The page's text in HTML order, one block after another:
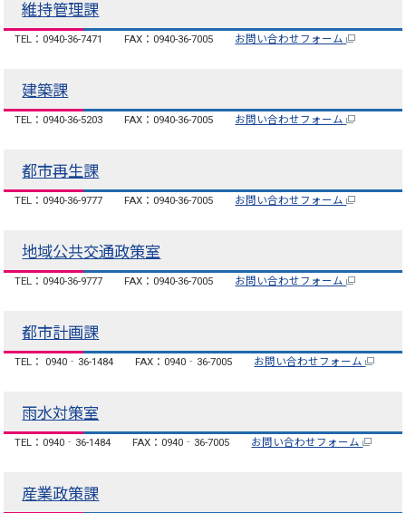
維持管理課
TEL：0940-36-7471 FAX：0940-36-7005 お問い合わせフォーム
建築課
TEL：0940-36-5203 FAX：0940-36-7005 お問い合わせフォーム
都市再生課
TEL：0940-36-9777 FAX：0940-36-7005 お問い合わせフォーム
地域公共交通政策室
TEL：0940-36-9777 FAX：0940-36-7005 お問い合わせフォーム
都市計画課
TEL： 0940‐36-1484 FAX：0940‐36-7005 お問い合わせフォーム
雨水対策室
TEL：0940‐36-1484 FAX：0940‐36-7005 お問い合わせフォーム
産業政策課